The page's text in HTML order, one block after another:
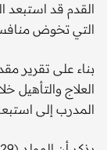
القدم قد استبعد
التي تخوض منافسات
بناء على تقرير
العلاج والتأهيل
المدرب إلى